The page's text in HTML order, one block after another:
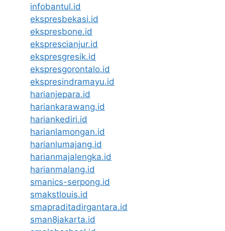
infobantul.id
ekspresbekasi.id
ekspresbone.id
eksprescianjur.id
ekspresgresik.id
ekspresgorontalo.id
ekspresindramayu.id
harianjepara.id
hariankarawang.id
hariankediri.id
harianlamongan.id
harianlumajang.id
harianmajalengka.id
harianmalang.id
smanics-serpong.id
smakstlouis.id
smapraditadirgantara.id
sman8jakarta.id